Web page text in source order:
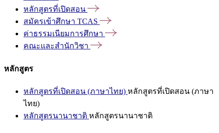
หลักสูตรที่เปิดสอน
สมัครเข้าศึกษา TCAS
ค่าธรรมเนียมการศึกษา
คณะและสำนักวิชา
หลักสูตร
หลักสูตรที่เปิดสอน (ภาษาไทย) หลักสูตรที่เปิดสอน (ภาษา
ไทย)
หลักสูตรนานาชาติ หลักสูตรนานาชาติ